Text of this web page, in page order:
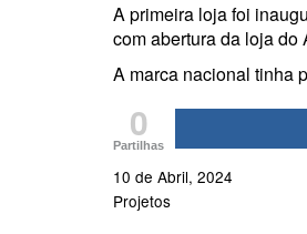
A primeira loja foi
com abertura da loja do
A marca nacional tinha
0
Partilhas
10 de Abril, 2024
Projetos